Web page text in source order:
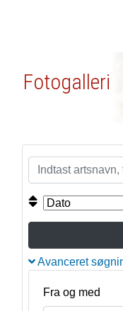
Fotogalleri
Avanceret
Fra og med